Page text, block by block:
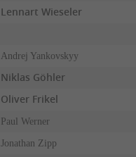
Lennart Wieseler
Andrej Yankovskyy
Niklas Göhler
Oliver Frikel
Paul Werner
Jonathan Zipp